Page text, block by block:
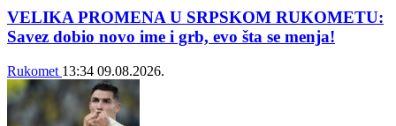
VELIKA PROMENA U SRPSKOM RUKOMETU:
Savez dobio novo ime i grb, evo šta se menja!
Rukomet 13:34 09.08.2026.